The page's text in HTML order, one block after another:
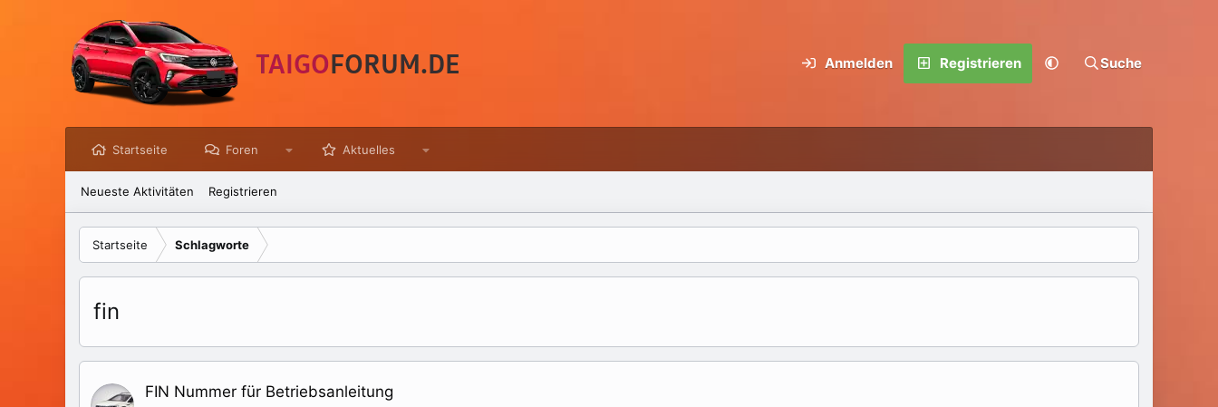
Anmelden Registrieren Suche
Startseite Foren Aktuelles
Neueste Aktivitäten Registrieren
Startseite Schlagworte
fin
FIN Nummer für Betriebsanleitung